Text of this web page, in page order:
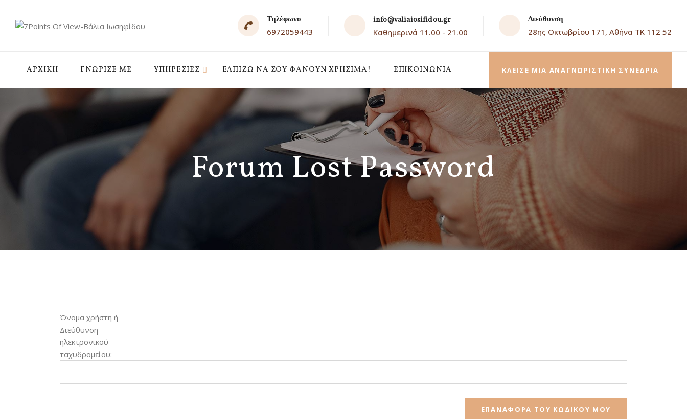
Τηλέφωνο
6972059443
info@valiaiosifidou.gr
Καθημερινά 11.00 - 21.00
Διεύθυνση
28ης Οκτωβρίου 171, Αθήνα ΤΚ 112 52
ΑΡΧΙΚΗ ΓΝΩΡΙΣΕ ΜΕ ΥΠΗΡΕΣIΕΣ ΕΛΠΊΖΩ ΝΑ ΣΟΥ ΦΑΝΟΎΝ ΧΡΉΣΙΜΑ! ΕΠΙΚΟΙΝΩΝΙΑ ΚΛΕΙΣΕ ΜΙΑ ΑΝΑΓΝΩΡΙΣΤΙΚΗ ΣΥΝΕΔΡΙΑ
Forum Lost Password
Όνομα χρήστη ή
Διεύθυνση
ηλεκτρονικού
ταχυδρομείου:
ΕΠΑΝΑΦΟΡΆ ΤΟΥ ΚΩΔΙΚΟΎ ΜΟΥ